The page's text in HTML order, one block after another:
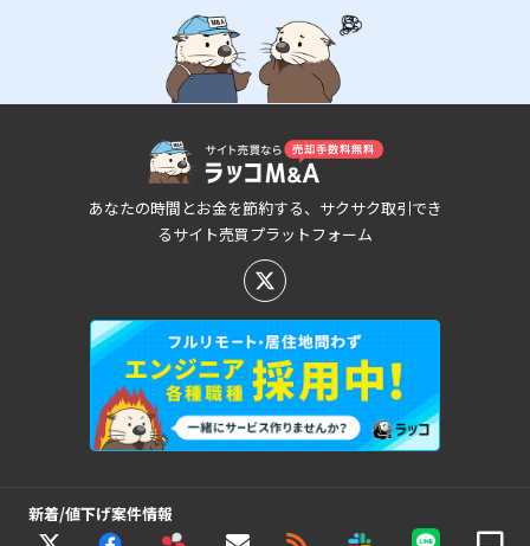
あなたの時間とお金を節約する、サクサク取引でき
るサイト売買プラットフォーム
新着/値下げ案件情報